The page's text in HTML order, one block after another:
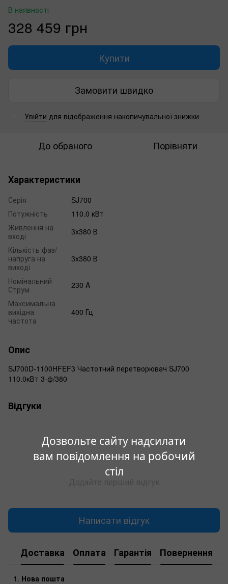
Дозвольте сайту надсилати
вам повідомлення на робочий
стіл
В наявності
328 459 грн
Купити
Замовити швидко
Увійти для відображення накопичувальної знижки
До обраного Порівняти
Характеристики
Серія
SJ700
Потужність
110.0 кВт
Живлення на
вході
3x380 В
Кількість фаз/
напруга на
виході
3x380 В
Номінальний
Струм
230 A
Максимальна
вихідна
частота
400 Гц
Опис
SJ700D-1100HFEF3 Частотний перетворювач SJ700
110.0кВт 3-ф/380
Відгуки
Написати відгук
Доставка Оплата Гарантія Повернення
Нова пошта